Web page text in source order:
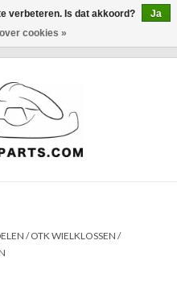
/OTK WIELKLOSSEN /
verbeteren. Is dat akkoord?
Ja
cookies »